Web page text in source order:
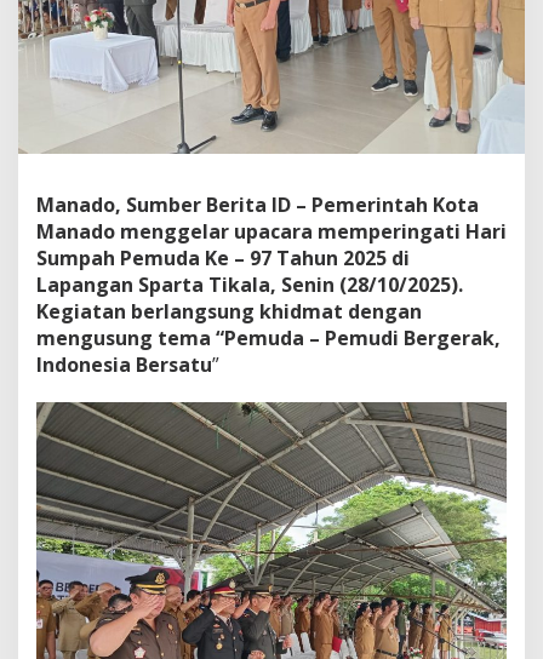
c
a
a
r
g
a
t
a
n
H
a
r
S
u
m
p
a
h
P
e
m
u
d
a
Manado, Sumber Berita ID – Pemerintah Kota
Manado menggelar upacara memperingati Hari
Sumpah Pemuda Ke – 97 Tahun 2025 di
Lapangan Sparta Tikala, Senin (28/10/2025).
Kegiatan berlangsung khidmat dengan
mengusung tema “Pemuda – Pemudi Bergerak,
Indonesia Bersatu”